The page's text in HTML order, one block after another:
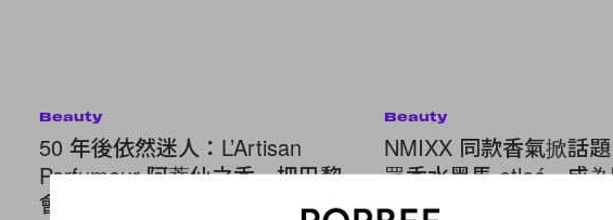
Beauty
50 年後依然迷人：L’Artisan
Parfumeur 阿蒂仙之香，把巴黎
會客室與法國夏日裝進香氣裡！
Beauty
NMIXX 同款香氣掀話
眾香水黑馬 etleé，成
愛用的「偽體香」新寵